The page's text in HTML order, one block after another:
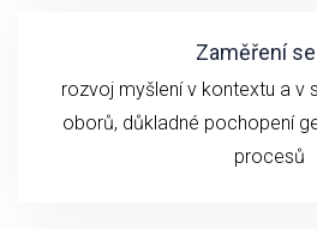
Zaměření
rozvoj myšlení v kontextu a v
oborů, důkladné pochopení
procesů